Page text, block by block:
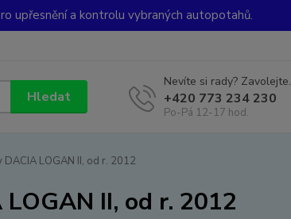
upřesnění a kontrolu vybraných autopotahů.
Hledat
Nevíte si rady? Zavolejte.
+420 773 234 230
Po-Pá 12-17 hod.
LOGAN II, od r. 2012
II, od r. 2012